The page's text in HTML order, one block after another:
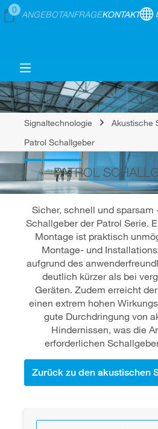
0 ANGEBOTANFRAGEKONTAKT
Signaltechnologie
Akustische
Patrol Schallgeber
PATROL
Sicher, schnell und sparsam
Schallgeber der Patrol Serie.
Montage ist praktisch
Montage- und
aufgrund des
deutlich kürzer als bei
Geräten. Zudem erreicht
einen extrem hohen
gute Durchdringung von
Hindernissen, was die
erforderlichen
Zurück zu den akustischen